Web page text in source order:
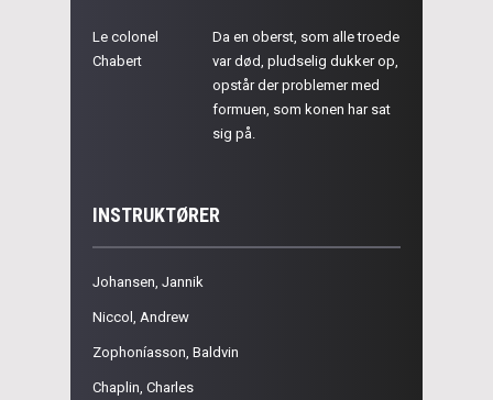
Le colonel
Chabert
Da en oberst, som alle troede
var død, pludselig dukker op,
opstår der problemer med
formuen, som konen har sat
sig på.
INSTRUKTØRER
Johansen, Jannik
Niccol, Andrew
Zophoníasson, Baldvin
Chaplin, Charles